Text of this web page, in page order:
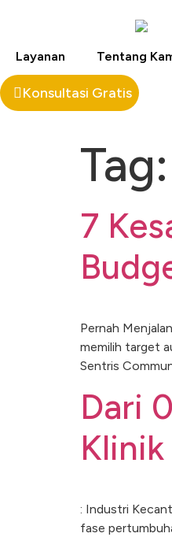
Layanan Tentang
Konsultasi Gratis
Tag:
7
Pernah
memilih target
Sentris
Dari
: Industri
fase